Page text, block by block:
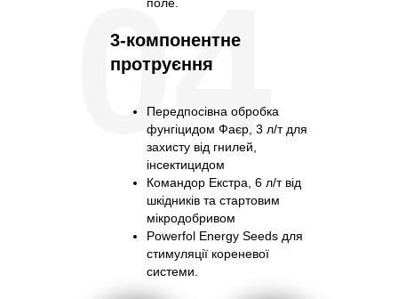
04
3-компонентне
протруєння
Передпосівна обробка
фунгіцидом Фаєр, 3 л/т для
захисту від гнилей,
інсектицидом
Командор Екстра, 6 л/т від
шкідників та стартовим
мікродобривом
Powerfol Energy Seeds для
стимуляції кореневої
системи.
поле.